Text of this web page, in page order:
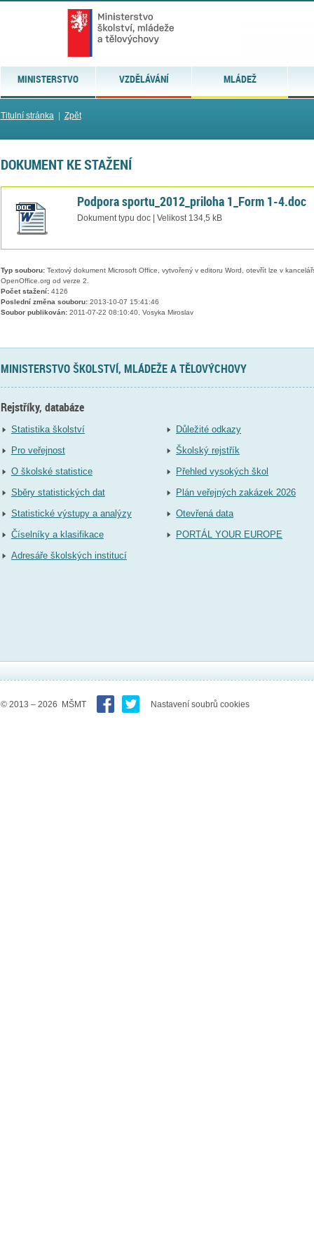
MINISTERSTVO VZDĚLÁVÁNÍ MLÁDEŽ
Titulní stránka| Zpět
DOKUMENT KE STAŽENÍ
Podpora sportu_2012_priloha 1_Form 1-4.doc
Dokument typu doc | Velikost 134,5 kB
Typ souboru:Textový dokument Microsoft Office, vytvořený v editoru Word, otevřít lze v
OpenOffice.org od verze 2.
Počet stažení:4126
Poslední změna souboru:2013-10-07 15:41:46
Soubor publikován:2011-07-22 08:10:40, Vosyka Miroslav
MINISTERSTVO ŠKOLSTVÍ, MLÁDEŽE A TĚLOVÝCHOVY
Rejstříky, databáze
Statistika školství
Pro veřejnost
O školské statistice
Sběry statistických dat
Statistické výstupy a analýzy
Číselníky a klasifikace
Adresáře školských institucí
Důležité odkazy
Školský rejstřík
Přehled vysokých škol
Plán veřejných zakázek 2026
Otevřená data
PORTÁL YOUR EUROPE
© 2013 – 2026 MŠMT Nastavení soubrů cookies